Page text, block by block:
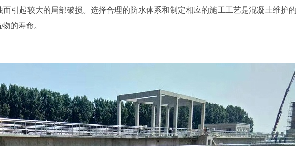
引起较大的局部破损。选择合理的防水体系和制定相应的施工工艺是混凝土维护的
的寿命。